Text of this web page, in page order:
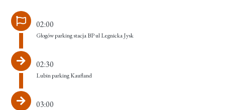
02:00
Głogów parking stacja BP ul Legnicka Jysk
02:30
Lubin parking Kaufland
03:00